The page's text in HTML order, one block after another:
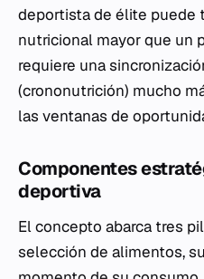
deportista de élite puede
nutricional mayor que un
requiere una
(crononutrición) mucho
las ventanas de
Componentes
deportiva
El concepto abarca tres
selección de alimentos,